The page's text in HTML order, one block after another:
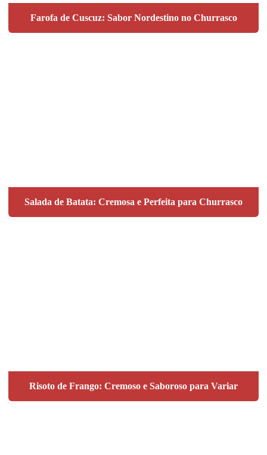
Farofa de Cuscuz: Sabor Nordestino no Churrasco
Salada de Batata: Cremosa e Perfeita para Churrasco
Risoto de Frango: Cremoso e Saboroso para Variar